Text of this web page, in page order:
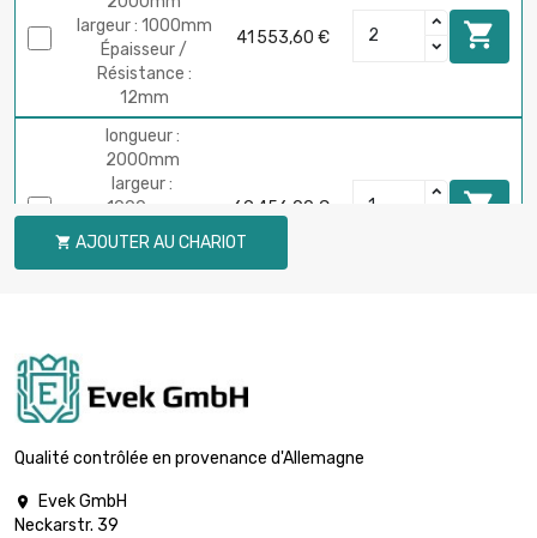
largeur : 1000mm
Épaisseur /
Résistance :
12mm
41 553,60 € 
longueur :
2000mm
largeur :
1000mm
Épaisseur /
69 456,00 € 
 AJOUTER AU CHARIOT
Qualité contrôlée en provenance d'Allemagne

Evek GmbH
Neckarstr. 39